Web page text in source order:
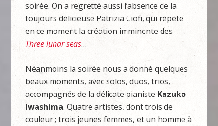
soirée. On a regretté aussi l’absence de la
toujours délicieuse Patrizia Ciofi, qui répète
en ce moment la création imminente des
Three lunar seas…
Néanmoins la soirée nous a donné quelques
beaux moments, avec solos, duos, trios,
accompagnés de la délicate pianiste Kazuko
Iwashima. Quatre artistes, dont trois de
couleur ; trois jeunes femmes, et un homme à